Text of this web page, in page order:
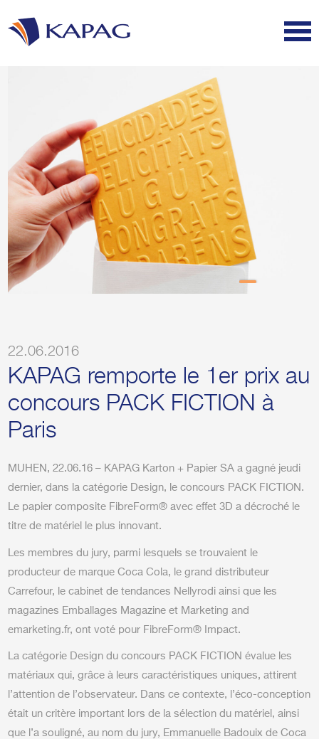
22.06.2016
KAPAG remporte le 1er prix au
concours PACK FICTION à
Paris
MUHEN, 22.06.16 – KAPAG Karton + Papier SA a gagné jeudi
dernier, dans la catégorie Design, le concours PACK FICTION.
Le papier composite FibreForm® avec effet 3D a décroché le
titre de matériel le plus innovant.
Les membres du jury, parmi lesquels se trouvaient le
producteur de marque Coca Cola, le grand distributeur
Carrefour, le cabinet de tendances Nellyrodi ainsi que les
magazines Emballages Magazine et Marketing and
emarketing.fr, ont voté pour FibreForm® Impact.
La catégorie Design du concours PACK FICTION évalue les
matériaux qui, grâce à leurs caractéristiques uniques, attirent
l’attention de l’observateur. Dans ce contexte, l’éco-conception
était un critère important lors de la sélection du matériel, ainsi
que l’a souligné, au nom du jury, Emmanuelle Badouix de Coca